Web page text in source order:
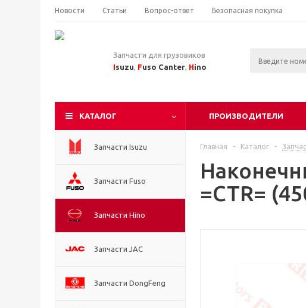
Новости Статьи Вопрос-ответ Безопасная покупка
Запчасти для грузовиков
Isuzu, Fuso Canter, Hino
КАТАЛОГ ПРОИЗВОДИТЕЛИ
Запчасти Isuzu
Запчасти Fuso
Запчасти Hino
Запчасти JAC
Запчасти DongFeng
Главная - Каталог -
=CTR=